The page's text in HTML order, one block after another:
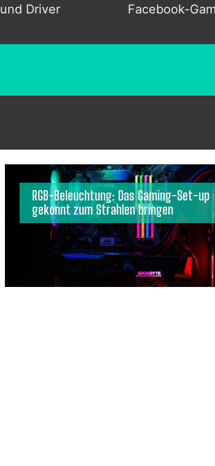
Driver
Facebook-
RGB-Beleuchtung: Das Gaming-Set-up
gekonnt zum Strahlen bringen